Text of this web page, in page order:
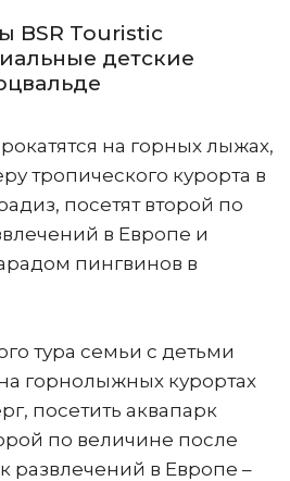
BSR Touristic
детские
на горных лыжах,
тропического курорта в
посетят второй по
в Европе и
пингвинов в
тура семьи с детьми
горнолыжных курортах
посетить аквапарк
по величине после
развлечений в Европе –